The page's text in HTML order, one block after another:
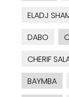
ELADJ
DABO
CHERIF
BAYMBA